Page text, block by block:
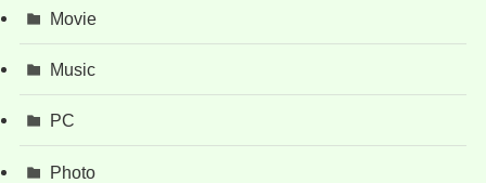
Movie
Music
PC
Photo